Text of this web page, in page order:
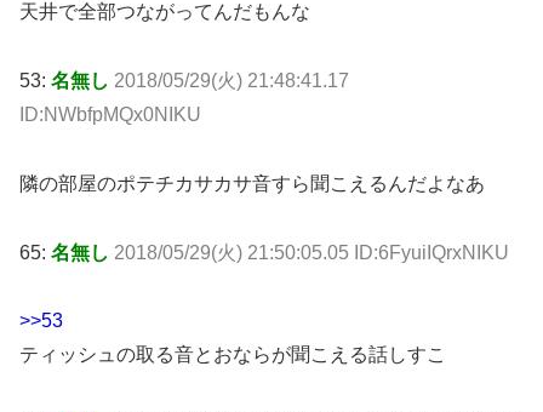
天井で全部つながってんだもんな
53: 名無し 2018/05/29(火) 21:48:41.17
ID:NWbfpMQx0NIKU
隣の部屋のポテチカサカサ音すら聞こえるんだよなあ
65: 名無し 2018/05/29(火) 21:50:05.05 ID:6FyuiIQrxNIKU
>>53
ティッシュの取る音とおならが聞こえる話しすこ